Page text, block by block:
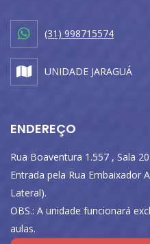
(31) 998715574
UNIDADE JARAGUÁ
ENDEREÇO
Rua Boaventura 1.557 , Sala
Entrada pela Rua Embaixador
Lateral).
OBS.: A unidade funcionará
aulas.